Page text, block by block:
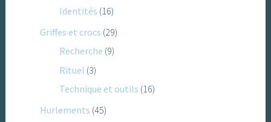
Identités (16)
Griffes et crocs (29)
Recherche (9)
Rituel (3)
Technique et outils (16)
Hurlements (45)